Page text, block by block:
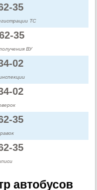
35
ТС
35
ВУ
02
02
35
35
автобусов